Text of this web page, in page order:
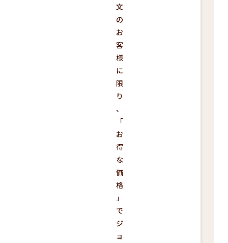
文
の
お
客
様
に
限
り
、
「
お
得
な
価
格
」
で
ジ
ョ